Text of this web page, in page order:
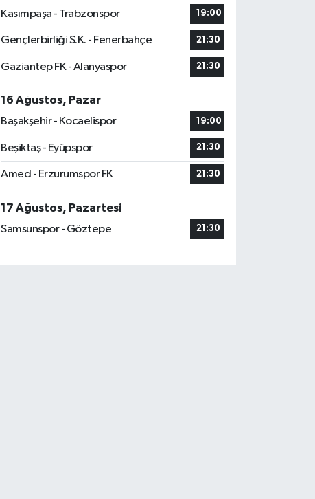
Kasımpaşa - Trabzonspor 19:00
Gençlerbirliği S.K. - Fenerbahçe 21:30
Gaziantep FK - Alanyaspor 21:30
16 Ağustos, Pazar
Başakşehir - Kocaelispor
19:00
Beşiktaş - Eyüpspor 21:30
Amed - Erzurumspor FK 21:30
17 Ağustos, Pazartesi
Samsunspor - Göztepe
21:30